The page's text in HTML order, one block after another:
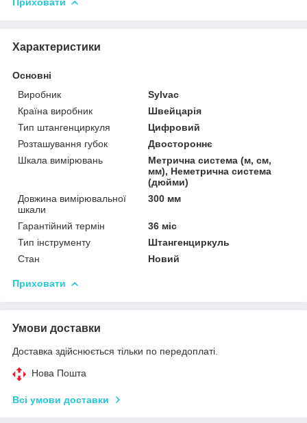
Характеристики
Основні
Виробник
Sylvac
Країна виробник
Швейцарія
Тип штангенциркуля
Цифровий
Розташування губок
Двостороннє
Шкала вимірювань
Метрична система (м, см,
мм), Неметрична система
(дюйми)
Довжина вимірювальної
шкали
300 мм
Гарантійний термін
36 міс
Тип інструменту
Штангенциркуль
Стан
Новий
Приховати
Умови доставки
Доставка здійснюється тільки по передоплаті.
Нова Пошта
Всі умови доставки